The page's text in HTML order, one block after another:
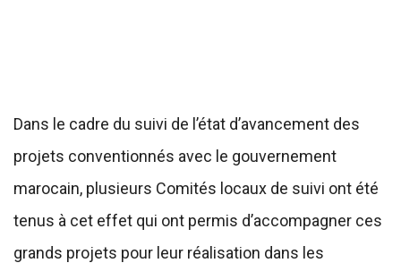
Dans le cadre du suivi de l’état d’avancement des
projets conventionnés avec le gouvernement
marocain, plusieurs Comités locaux de suivi ont été
tenus à cet effet qui ont permis d’accompagner ces
grands projets pour leur réalisation dans les